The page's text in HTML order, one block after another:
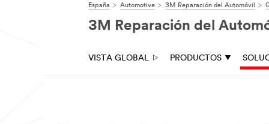
España Automotive 3M Reparación del Automóvil
3M Reparación del
VISTA GLOBAL PRODUCTOS